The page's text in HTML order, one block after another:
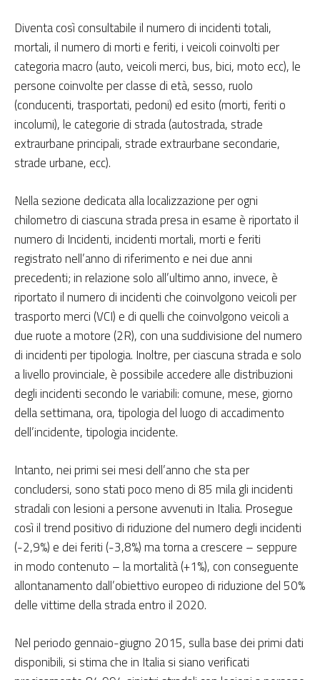
Diventa così consultabile il numero di incidenti totali,
mortali, il numero di morti e feriti, i veicoli coinvolti per
categoria macro (auto, veicoli merci, bus, bici, moto ecc), le
persone coinvolte per classe di età, sesso, ruolo
(conducenti, trasportati, pedoni) ed esito (morti, feriti o
incolumi), le categorie di strada (autostrada, strade
extraurbane principali, strade extraurbane secondarie,
strade urbane, ecc).
Nella sezione dedicata alla localizzazione per ogni
chilometro di ciascuna strada presa in esame è riportato il
numero di Incidenti, incidenti mortali, morti e feriti
registrato nell’anno di riferimento e nei due anni
precedenti; in relazione solo all’ultimo anno, invece, è
riportato il numero di incidenti che coinvolgono veicoli per
trasporto merci (VCI) e di quelli che coinvolgono veicoli a
due ruote a motore (2R), con una suddivisione del numero
di incidenti per tipologia. Inoltre, per ciascuna strada e solo
a livello provinciale, è possibile accedere alle distribuzioni
degli incidenti secondo le variabili: comune, mese, giorno
della settimana, ora, tipologia del luogo di accadimento
dell’incidente, tipologia incidente.
Intanto, nei primi sei mesi dell’anno che sta per
concludersi, sono stati poco meno di 85 mila gli incidenti
stradali con lesioni a persone avvenuti in Italia. Prosegue
così il trend positivo di riduzione del numero degli incidenti
(-2,9%) e dei feriti (-3,8%) ma torna a crescere – seppure
in modo contenuto – la mortalità (+1%), con conseguente
allontanamento dall’obiettivo europeo di riduzione del 50%
delle vittime della strada entro il 2020.
Nel periodo gennaio-giugno 2015, sulla base dei primi dati
disponibili, si stima che in Italia si siano verificati